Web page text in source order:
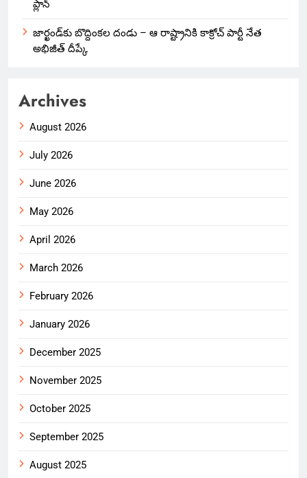
ప్లాన్
జార్ఖండ్‌కు బొద్దింకల దండు – ఆ రాష్ట్రానికి కాక్రోచ్ పార్టీ నేత
అభిజీత్ దీప్కే
Archives
August 2026
July 2026
June 2026
May 2026
April 2026
March 2026
February 2026
January 2026
December 2025
November 2025
October 2025
September 2025
August 2025